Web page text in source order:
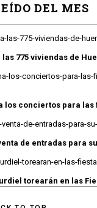
DEL MES
775 viviendas de
los conciertos para las
de entradas para
torearán en las